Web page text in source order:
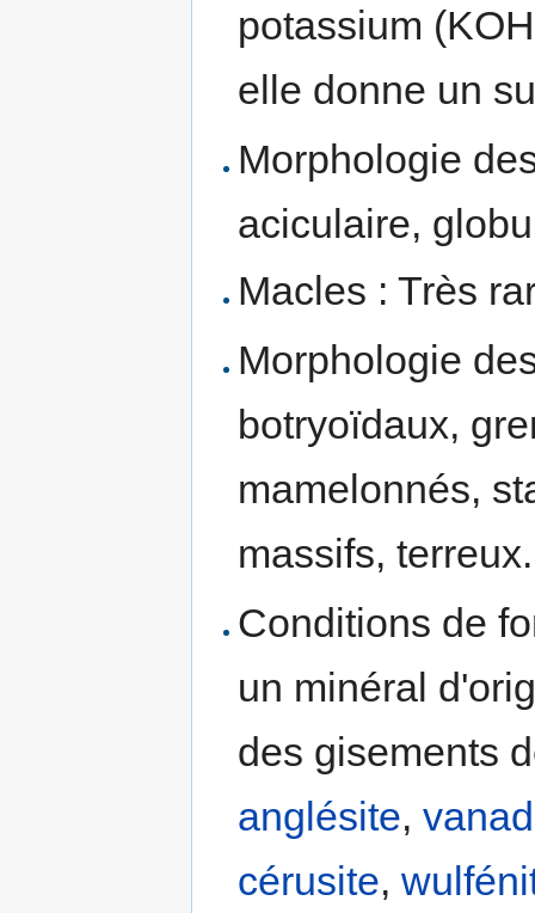
potassium
elle donne un
Morphologie
aciculaire,
Macles : Très
Morphologie
botryoïdaux,
mamelonnés,
massifs, terreux.
Conditions de
un minéral
des gisements
anglésite,
cérusite,